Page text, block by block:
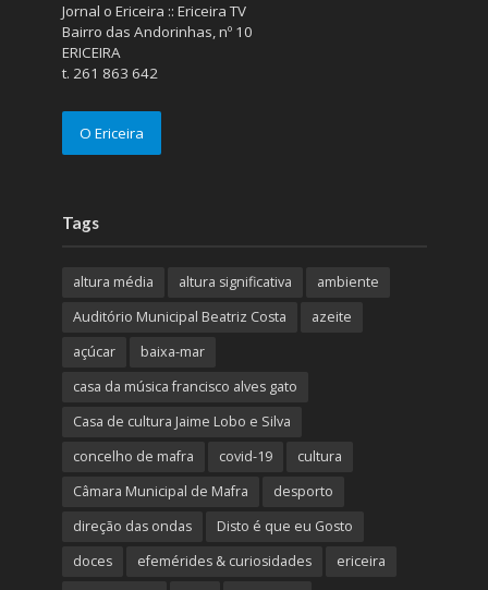
Jornal o Ericeira :: Ericeira TV
Bairro das Andorinhas, nº 10
ERICEIRA
t. 261 863 642
O Ericeira
Tags
altura média altura significativa
ambiente
Auditório Municipal Beatriz Costa
azeite
açúcar
baixa-mar
casa da música francisco alves gato
Casa de cultura Jaime Lobo e Silva
concelho de mafra
covid-19
cultura
Câmara Municipal de Mafra
desporto
direção das ondas
Disto é que eu Gosto
doces
efemérides & curiosidades
ericeira